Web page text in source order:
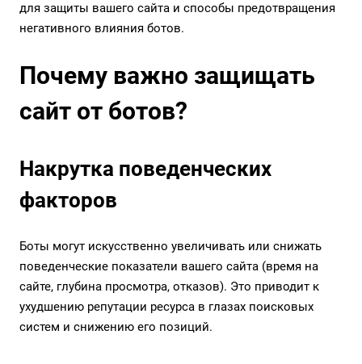
для защиты вашего сайта и способы предотвращения
негативного влияния ботов.
Почему важно защищать
сайт от ботов?
Накрутка поведенческих
факторов
Боты могут искусственно увеличивать или снижать
поведенческие показатели вашего сайта (время на
сайте, глубина просмотра, отказов). Это приводит к
ухудшению репутации ресурса в глазах поисковых
систем и снижению его позиций.